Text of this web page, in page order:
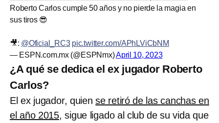
Roberto Carlos cumple 50 años y no pierde la magia en
sus tiros 😎
🎥: @Oficial_RC3 pic.twitter.com/APhLViCbNM
— ESPN.com.mx (@ESPNmx)April 10, 2023
¿A qué se dedica el ex jugador Roberto
Carlos?
El ex jugador, quiense retiró de las canchas en
el año 2015, sigue ligado al club de su vida que